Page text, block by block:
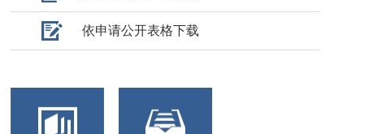
依申请公开表格下载